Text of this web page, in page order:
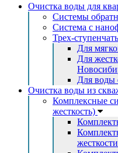
Очистка воды для
Системы
Система с
Трех-
Для
Для
Для воды
Очистка воды из
Комплексные
жесткость)